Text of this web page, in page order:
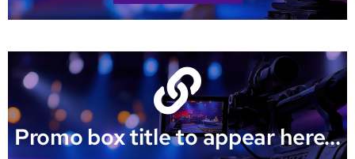
Promo box title to appear here…